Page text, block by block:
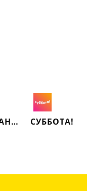
КИНОСВИДАНИЕ СУББОТА!